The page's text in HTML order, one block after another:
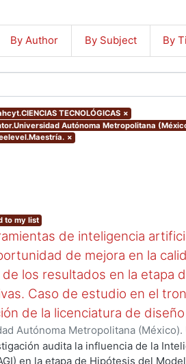
By Author By Subject By
TECNOLÓGICAS ×
Autónoma Metropolitana
×
to my list
de inteligencia
de mejora en la
los resultados en la etapa
Caso de estudio en el
de la licenciatura de
Autónoma Metropolitana (México).
María Guadalupe
audita la influencia de la
en la etapa de Hipótesis del